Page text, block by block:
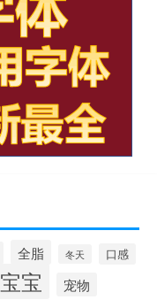
全脂 冬天 口感
宝宝 宠物